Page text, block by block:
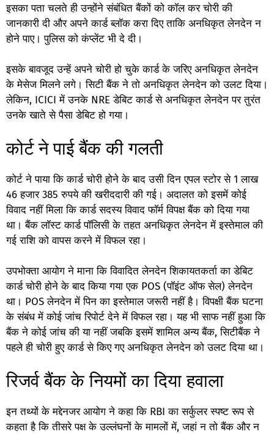
इसका पता चलते ही उन्होंने संबंधित बैंकों को कॉल कर चोरी की
जानकारी दी और अपने कार्ड ब्लॉक करा दिए ताकि अनधिकृत लेनदेन न
होने पाए। पुलिस को कंप्लेंट भी दे दी।
इसके बावजूद उन्हें अपने चोरी हो चुके कार्ड के जरिए अनधिकृत लेनदेन
के मेसेज मिलने लगे। सिटी बैंक ने तो अनधिकृत लेनदेन को उलट दिया।
लेकिन, ICICI में उनके NRE डेबिट कार्ड से अनधिकृत लेनदेन पर तुरंत
उनके खाते से पैसा डेबिट हो गया।
कोर्ट ने पाई बैंक की गलती
कोर्ट ने पाया कि कार्ड चोरी होने के बाद उसी दिन एपल स्टोर से 1 लाख
46 हजार 385 रुपये की खरीददारी की गई। अदालत को इसमें कोई
विवाद नहीं मिला कि कार्ड सदस्य विवाद फॉर्म विपक्ष बैंक को दिया गया
था। बैंक लॉस्ट कार्ड पॉलिसी के तहत अनधिकृत लेनदेन में इस्तेमाल की
गई राशि को वापस करने में विफल रहा।
उपभोक्ता आयोग ने माना कि विवादित लेनदेन शिकायतकर्ता का डेबिट
कार्ड चोरी होने के बाद किया गया एक POS (पॉइंट ऑफ सेल) लेनदेन
था। POS लेनदेन में पिन का इस्तेमाल जरूरी नहीं है। विपक्षी बैंक घटना
के संबंध में कोई जांच रिपोर्ट देने में विफल रहा। यह भी साफ नहीं हुआ कि
बैंक ने कोई जांच की या नहीं जबकि इसमें शामिल अन्य बैंक, सिटीबैंक ने
पहले ही चोरी हुए कार्ड से किए गए अनधिकृत लेनदेन को उलट दिया था।
रिजर्व बैंक के नियमों का दिया हवाला
इन तथ्यों के मद्देनजर आयोग ने कहा कि RBI का सर्कुलर स्पष्ट रूप से
कहता है कि तीसरे पक्ष के उल्लंघनों के मामलों में, जहां न तो बैंक और न